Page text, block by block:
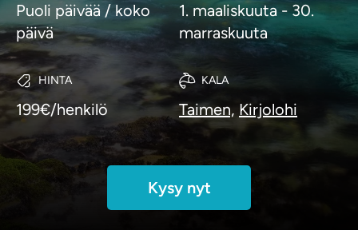
Puoli päivää / koko
päivä
1. maaliskuuta - 30.
marraskuuta
HINTA
199€/henkilö
KALA
Taimen, Kirjolohi
Kysy nyt